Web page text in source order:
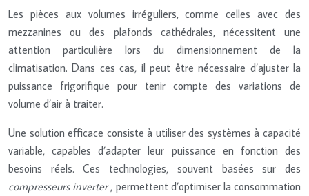
Les pièces aux volumes irréguliers, comme celles avec des
mezzanines ou des plafonds cathédrales, nécessitent une
attention particulière lors du dimensionnement de la
climatisation. Dans ces cas, il peut être nécessaire d’ajuster la
puissance frigorifique pour tenir compte des variations de
volume d’air à traiter.
Une solution efficace consiste à utiliser des systèmes à capacité
variable, capables d’adapter leur puissance en fonction des
besoins réels. Ces technologies, souvent basées sur des
compresseurs inverter, permettent d’optimiser la consommation